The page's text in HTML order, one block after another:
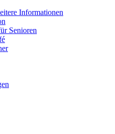
Informationen
Senioren